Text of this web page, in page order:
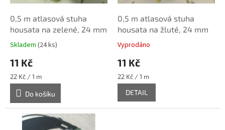
0,5 m atlasová stuha
housata na zelené, 24 mm
Skladem (24 ks)
11 Kč
Měrná
cena:
22 Kč / 1 m
Do košíku
0,5 m atlasová stuha
housata na žluté, 24 mm
Vyprodáno
11 Kč
Měrná
cena:
22 Kč / 1 m
DETAIL